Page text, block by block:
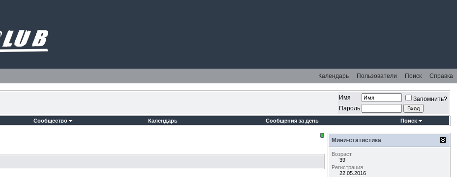
Календарь Пользователи Поиск Справка
Имя
Запомнить?
Пароль
Сообщество Календарь Сообщения за день Поиск
Мини-статистика
Возраст
39
Регистрация
22.05.2016